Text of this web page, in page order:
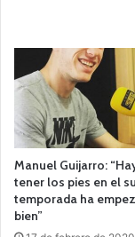
Manuel Guijarro:
tener los pies en el
temporada ha
bien”